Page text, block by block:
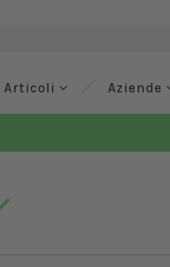
Articoli Aziende